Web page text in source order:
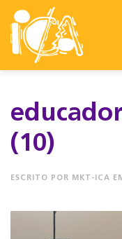
(10)
ESCRITO POR MKT-ICA